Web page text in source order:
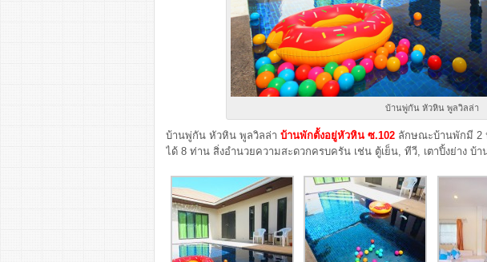
บ้านพู่กัน หัวหิน พูลวิลล่า
บ้านพู่กัน หัวหิน พูลวิลล่า บ้านพักตั้งอยู่หัวหิน ซ.102 ลักษณะบ้านพักมี 2
ได้ 8 ท่าน สิ่งอำนวยความสะดวกครบครัน เช่น ตู้เย็น, ทีวี, เตาปิ้งย่าง บ้